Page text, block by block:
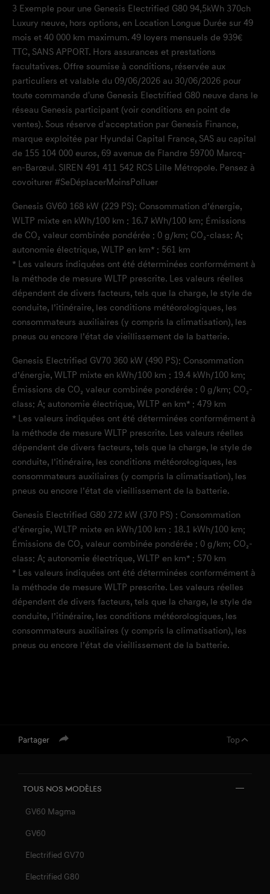
3 Exemple pour une Genesis Electrified G80 94,5kWh 370ch
Luxury neuve, hors options, en Location Longue Durée sur 49
mois et 40 000 km maximum. 49 loyers mensuels de 939€
TTC, SANS APPORT. Hors assurances et prestations
facultatives. Offre soumise à conditions, réservée aux
particuliers et valable du 09/06/2026 au 30/06/2026 pour
toute commande d'une Genesis Electrified G80 neuve dans le
réseau Genesis participant (voir conditions en point de
ventes). Sous réserve d'acceptation par Genesis Finance,
marque exploitée par Hyundai Capital France, SAS au capital
de 155 104 000 euros, 69 avenue de Flandre 59700 Marcq-
en-Barœul. SIREN 491 411 542 RCS Lille Métropole. Pensez à
covoiturer #SeDéplacerMoinsPolluer
Genesis GV60 168 kW (229 PS): Consommation d’énergie,
WLTP mixte en kWh/100 km : 16.7 kWh/100 km; Émissions
de CO₂ valeur combinée pondérée : 0 g/km; CO₂-class: A;
autonomie électrique, WLTP en km* : 561 km
* Les valeurs indiquées ont été déterminées conformément à
la méthode de mesure WLTP prescrite. Les valeurs réelles
dépendent de divers facteurs, tels que la charge, le style de
conduite, l’itinéraire, les conditions météorologiques, les
consommateurs auxiliaires (y compris la climatisation), les
pneus ou encore l’état de vieillissement de la batterie.
Genesis Electrified GV70 360 kW (490 PS): Consommation
d’énergie, WLTP mixte en kWh/100 km : 19.4 kWh/100 km;
Émissions de CO₂ valeur combinée pondérée : 0 g/km; CO₂-
class: A; autonomie électrique, WLTP en km* : 479 km
* Les valeurs indiquées ont été déterminées conformément à
la méthode de mesure WLTP prescrite. Les valeurs réelles
dépendent de divers facteurs, tels que la charge, le style de
conduite, l’itinéraire, les conditions météorologiques, les
consommateurs auxiliaires (y compris la climatisation), les
pneus ou encore l’état de vieillissement de la batterie.
Genesis Electrified G80 272 kW (370 PS) : Consommation
d’énergie, WLTP mixte en kWh/100 km : 18.1 kWh/100 km;
Émissions de CO₂ valeur combinée pondérée : 0 g/km; CO₂-
class: A; autonomie électrique, WLTP en km* : 570 km
* Les valeurs indiquées ont été déterminées conformément à
la méthode de mesure WLTP prescrite. Les valeurs réelles
dépendent de divers facteurs, tels que la charge, le style de
conduite, l’itinéraire, les conditions météorologiques, les
consommateurs auxiliaires (y compris la climatisation), les
pneus ou encore l’état de vieillissement de la batterie.
Partager Top
Tous nos MODÈLES
GV60 Magma
GV60
Electrified GV70
Electrified G80